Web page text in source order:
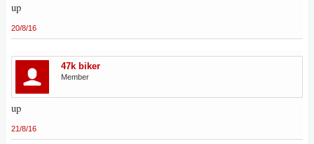
up
20/8/16
47k biker
Member
up
21/8/16